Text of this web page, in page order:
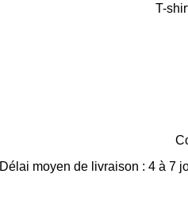
T-
Délai moyen de livraison : 4 à 7